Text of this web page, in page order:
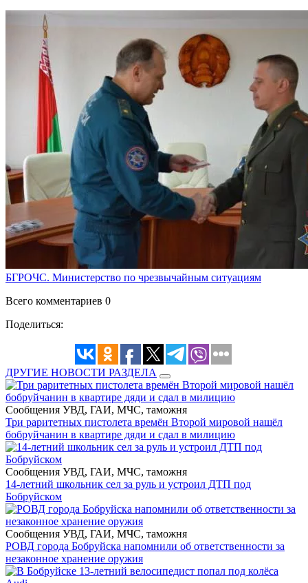
БГРОЧС. Министерство по чрезвычайным ситуациям
Всего комментариев 0
Поделиться:
ДРУГИЕ НОВОСТИ РАЗДЕЛА
Сообщения УВД, ГАИ, МЧС, таможня
Три раритетных пистолета времён Второй мировой нашёл
бобруйчанин в квартире дяди и сдал в милицию
Сообщения УВД, ГАИ, МЧС, таможня
14-летний школьник сел за руль и устроил ДТП под
Бобруйском
Сообщения УВД, ГАИ, МЧС, таможня
РОВД города Бобруйска напомнили об ответственности за
незаконное хранение оружия